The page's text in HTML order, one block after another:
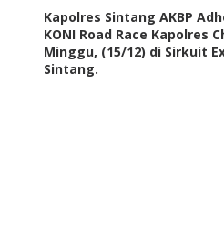
Kapolres Sintang AKBP
KONI Road Race Kapolres
Minggu, (15/12) di Sirkuit
Sintang.